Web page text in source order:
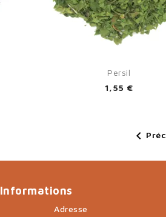
Aperçu rapide
Persil
1,55 €

Informations
Adresse